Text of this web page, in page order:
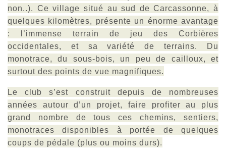
non..). Ce village situé au sud de Carcassonne, à
quelques kilomètres, présente un énorme avantage
: l’immense terrain de jeu des Corbières
occidentales, et sa variété de terrains. Du
monotrace, du sous-bois, un peu de cailloux, et
surtout des points de vue magnifiques.
Le club s’est construit depuis de nombreuses
années autour d’un projet, faire profiter au plus
grand nombre de tous ces chemins, sentiers,
monotraces disponibles à portée de quelques
coups de pédale (plus ou moins durs).